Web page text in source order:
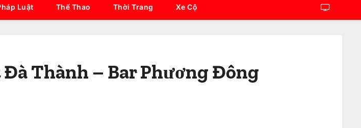
Luật Thể Thao Thời Trang Xe Cộ
Thành – Bar Phương Đông